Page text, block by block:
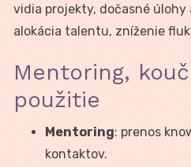
vidia projekty, dočasné
alokácia talentu, zníženie
Mentoring,
použitie
Mentoring: prenos
kontaktov.